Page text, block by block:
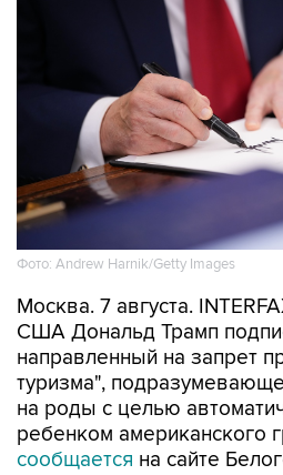
Фото: Andrew Harnik/Getty Images
Москва. 7 августа.
США Дональд Трамп
направленный на запрет
туризма",
на роды с целью
ребенком американского
сообщается на сайте